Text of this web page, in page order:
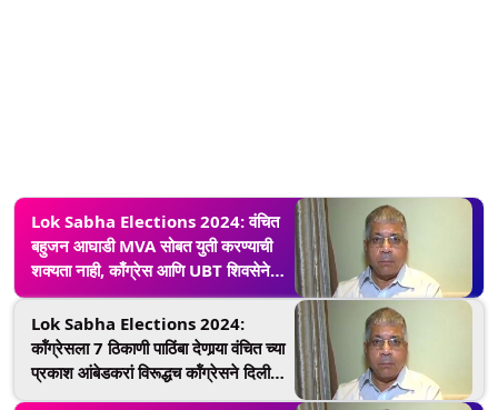
Lok Sabha Elections 2024: वंचित
बहुजन आघाडी MVA सोबत युती करण्याची
शक्यता नाही, काँग्रेस आणि UBT शिवसेनेत
सहकार्याचा अभाव; प्रकाश आंबेडकर यांचा
दावा
Lok Sabha Elections 2024:
कॉंग्रेसला 7 ठिकाणी पाठिंबा देणार्‍या वंचित च्या
प्रकाश आंबेडकरां विरूद्धच कॉंग्रेसने दिली
डॉ. अभय पाटील यांना उमेदवारी